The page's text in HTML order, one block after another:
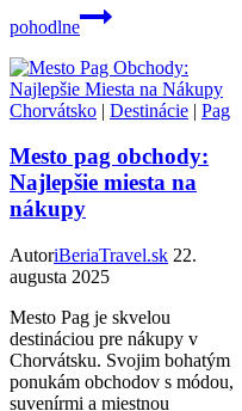
pohodlne
Chorvátsko | Destinácie | Pag
Mesto pag obchody:
Najlepšie miesta na
nákupy
AutoriBeriaTravel.sk 22.
augusta 2025
Mesto Pag je skvelou
destináciou pre nákupy v
Chorvátsku. Svojim bohatým
ponukám obchodov s módou,
suvenírmi a miestnou